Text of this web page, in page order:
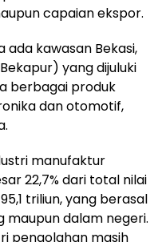
capaian ekspor.
ada kawasan Bekasi,
yang dijuluki
berbagai produk
dan otomotif,
manufaktur
22,7% dari total nilai
triliun, yang berasal
maupun dalam negeri.
pengolahan masih